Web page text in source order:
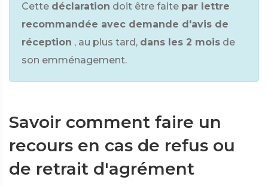
Cette déclaration doit être faite par lettre
recommandée avec demande d'avis de
réception , au plus tard, dans les 2 mois de
son emménagement.
Savoir comment faire un
recours en cas de refus ou
de retrait d'agrément